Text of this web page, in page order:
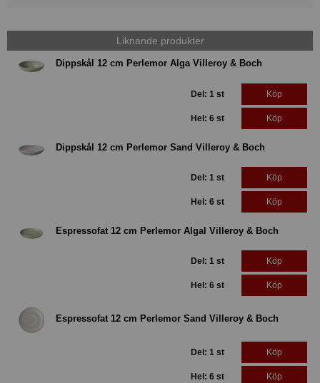
Liknande produkter
Dippskål 12 cm Perlemor Alga Villeroy & Boch
Del: 1 st Köp
Hel: 6 st Köp
Dippskål 12 cm Perlemor Sand Villeroy & Boch
Del: 1 st Köp
Hel: 6 st Köp
Espressofat 12 cm Perlemor Algal Villeroy & Boch
Del: 1 st Köp
Hel: 6 st Köp
Espressofat 12 cm Perlemor Sand Villeroy & Boch
Del: 1 st Köp
Hel: 6 st Köp